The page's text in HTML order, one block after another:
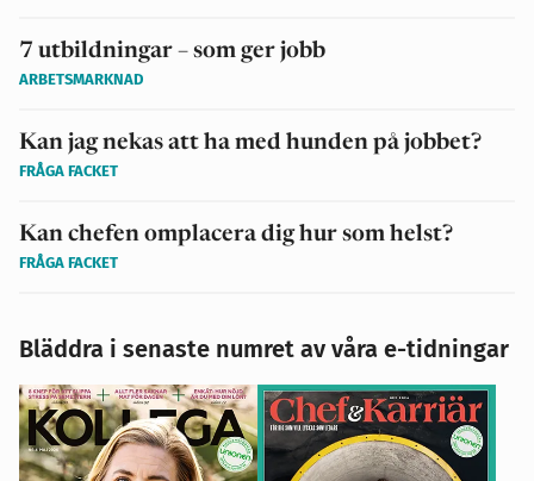
7 utbildningar – som ger jobb
ARBETSMARKNAD
Kan jag nekas att ha med hunden på jobbet?
FRÅGA FACKET
Kan chefen omplacera dig hur som helst?
FRÅGA FACKET
Bläddra i senaste numret av våra e-tidningar